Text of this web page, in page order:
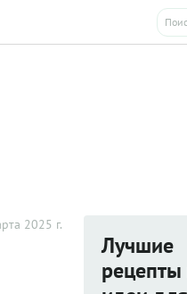
2025 г.
Лучшие
рецепты